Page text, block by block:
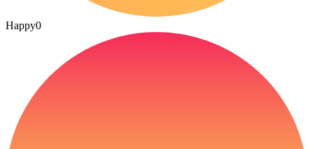
Happy0